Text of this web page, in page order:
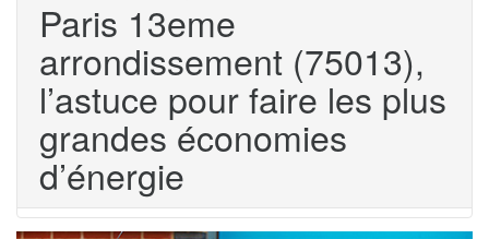
Paris 13eme
arrondissement (75013),
l’astuce pour faire les plus
grandes économies
d’énergie